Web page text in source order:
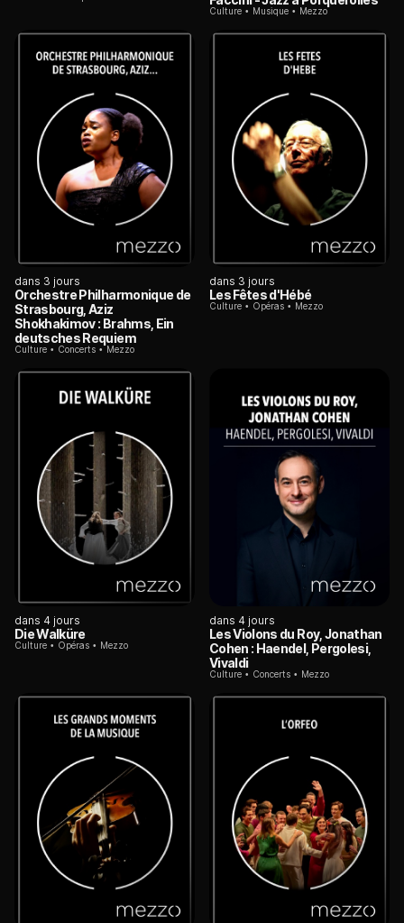
Culture Musique Mezzo
dans 3 jours
Orchestre Philharmonique de
Strasbourg, Aziz
Shokhakimov : Brahms, Ein
deutsches Requiem
Culture Concerts Mezzo
dans 3 jours
Les Fêtes d'Hébé
Culture Opéras Mezzo
dans 4 jours
Die Walküre
Culture Opéras Mezzo
dans 4 jours
Les Violons du Roy, Jonathan
Cohen : Haendel, Pergolesi,
Vivaldi
Culture Concerts Mezzo